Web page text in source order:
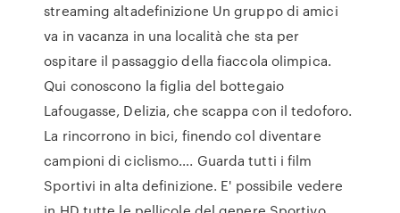
streaming altadefinizione Un gruppo di amici
va in vacanza in una località che sta per
ospitare il passaggio della fiaccola olimpica.
Qui conoscono la figlia del bottegaio
Lafougasse, Delizia, che scappa con il tedoforo.
La rincorrono in bici, finendo col diventare
campioni di ciclismo…. Guarda tutti i film
Sportivi in alta definizione. E' possibile vedere